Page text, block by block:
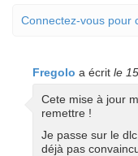
Connectez-vous pour
Fregolo a écrit le
Cete mise à jour
remettre !
Je passe sur le
déjà pas